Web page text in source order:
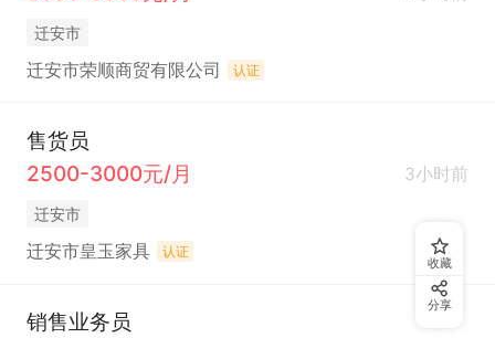
迁安市
迁安市荣顺商贸有限公司 认证
售货员
2500-3000元/月
3小时前
迁安市
迁安市皇玉家具 认证
销售业务员
收藏
分享